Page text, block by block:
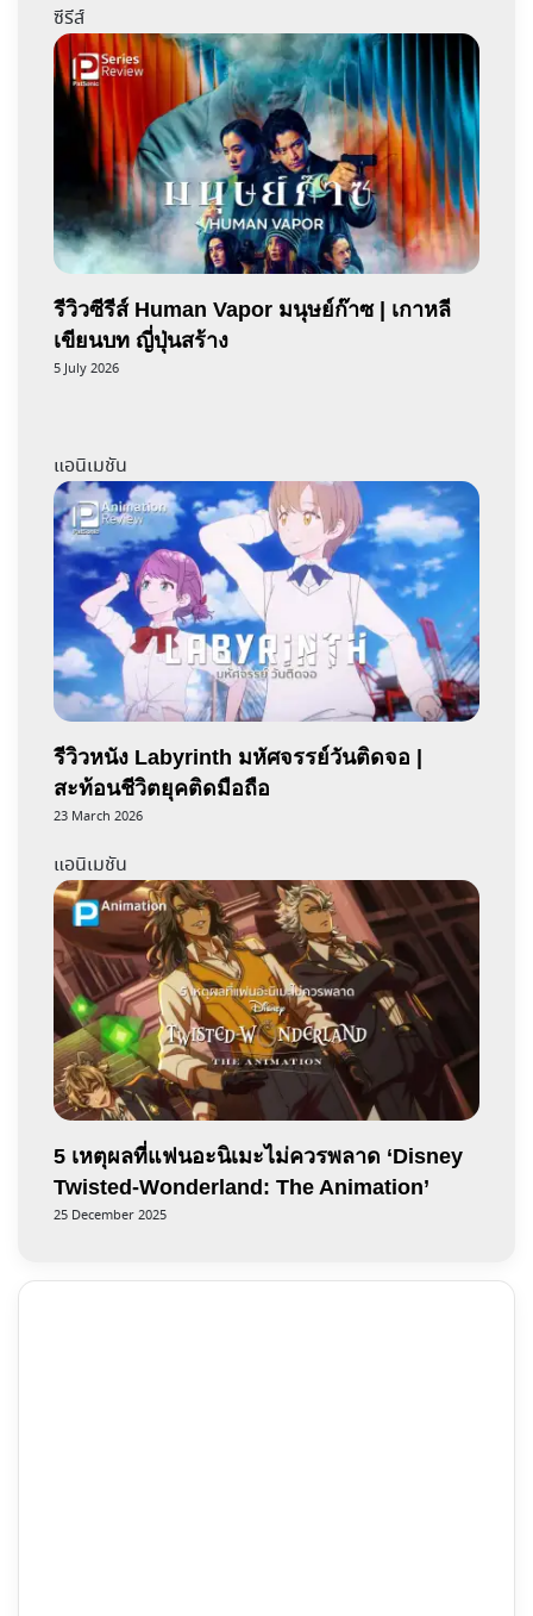
ซีรีส์
รีวิวซีรีส์ Human Vapor มนุษย์ก๊าซ | เกาหลี
เขียนบท ญี่ปุ่นสร้าง
5 July 2026
แอนิเมชัน
รีวิวหนัง Labyrinth มหัศจรรย์วันติดจอ |
สะท้อนชีวิตยุคติดมือถือ
23 March 2026
แอนิเมชัน
5 เหตุผลที่แฟนอะนิเมะไม่ควรพลาด ‘Disney
Twisted-Wonderland: The Animation’
25 December 2025